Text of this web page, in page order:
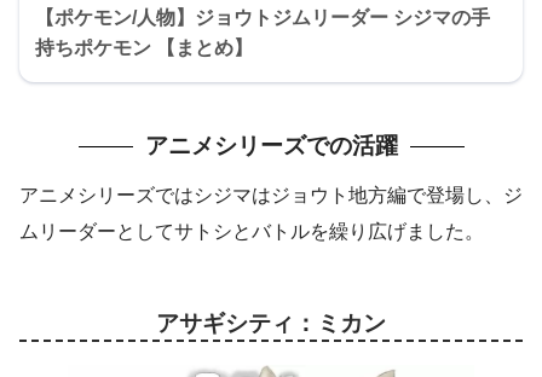
【ポケモン/人物】ジョウトジムリーダー シジマの手
持ちポケモン 【まとめ】
アニメシリーズでの活躍
アニメシリーズではシジマはジョウト地方編で登場し、ジ
ムリーダーとしてサトシとバトルを繰り広げました。
アサギシティ：ミカン